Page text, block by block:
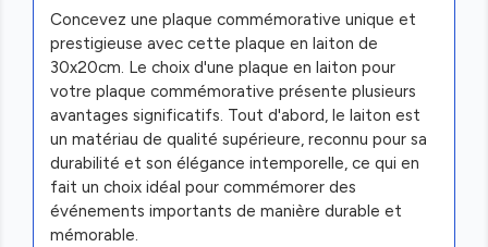
Concevez une plaque commémorative unique et
prestigieuse avec cette plaque en laiton de
30x20cm. Le choix d'une plaque en laiton pour
votre plaque commémorative présente plusieurs
avantages significatifs. Tout d'abord, le laiton est
un matériau de qualité supérieure, reconnu pour sa
durabilité et son élégance intemporelle, ce qui en
fait un choix idéal pour commémorer des
événements importants de manière durable et
mémorable.